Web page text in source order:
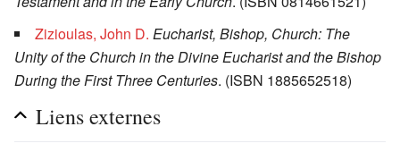
Zizioulas, John D. Eucharist, Bishop, Church: The
Unity of the Church in the Divine Eucharist and the Bishop
During the First Three Centuries. (ISBN 1885652518)
Liens externes